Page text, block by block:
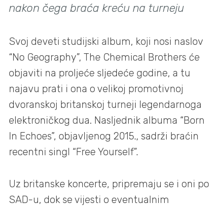
nakon čega braća kreću na turneju
Svoj deveti studijski album, koji nosi naslov
“No Geography”, The Chemical Brothers će
objaviti na proljeće sljedeće godine, a tu
najavu prati i ona o velikoj promotivnoj
dvoranskoj britanskoj turneji legendarnoga
elektroničkog dua. Nasljednik albuma “Born
In Echoes”, objavljenog 2015., sadrži braćin
recentni singl “Free Yourself”.
Uz britanske koncerte, pripremaju se i oni po
SAD-u, dok se vijesti o eventualnim